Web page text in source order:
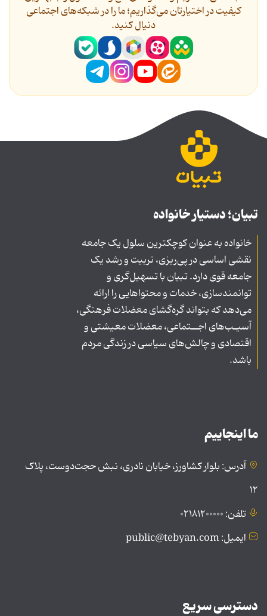
کیفیت در اختیارتان می‌گذاریم؛ ما را در شبکه‌های اجتماعی
دنیال کنید.
تبیان؛ دستیار خانواده
خانواده به عنوان کوچکترین سلول یک جامعه
نقشی اساسی در پی‌ریزی، تربیت و رشد یک
جامعه قوی دارد. تبیان با تسهیل‌گری و
توانمندسازی، خدمات و محتواهایی را ارائه
می‌دهد که بتواند گره‌گشای معضلات فرهنگی،
آسیـب‌های اجــتماعی، معضلات معیشتی و
اقتصادی و چالش‌های سیاسی در زندگی مردم
باشد.
ما اینجاییم
آدرس: بلوار کشاورز، خیابان نادری، نبش حجت‌دوست، پلاک
۱۲
تلفن: ۰۲۱۸۱۲۰۰۰۰۰
ایمیل: public@tebyan.com
دسترسی سریع